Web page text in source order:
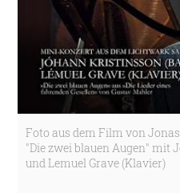
Foto aus dem Film von
"Die zwei blauen Augen" mit
und Lemuel Grave (Klavier)